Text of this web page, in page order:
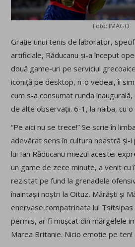
Foto: IMAGO
Grație unui tenis de laborator,
artificiale, Răducanu și-a început
două game-uri pe serviciul
iconiță pe desktop, n-o vedeai, îi
cum s-a consumat runda
de alte observații. 6-1, la naiba, cu
“Pe aici nu se trece!” Se scrie în
adevărat sens în cultura noastră și-
lui Ian Răducanu miezul acestei
un game de zece minute, a venit cu
rezistat pe fund la grenadele
înaintașii noștri la Oituz, Mărăști și
enervase compatrioata lui Tsitsipas
permis, ar fi mușcat din mărgelele
Marea Britanie. Nicio emoție pe ten!